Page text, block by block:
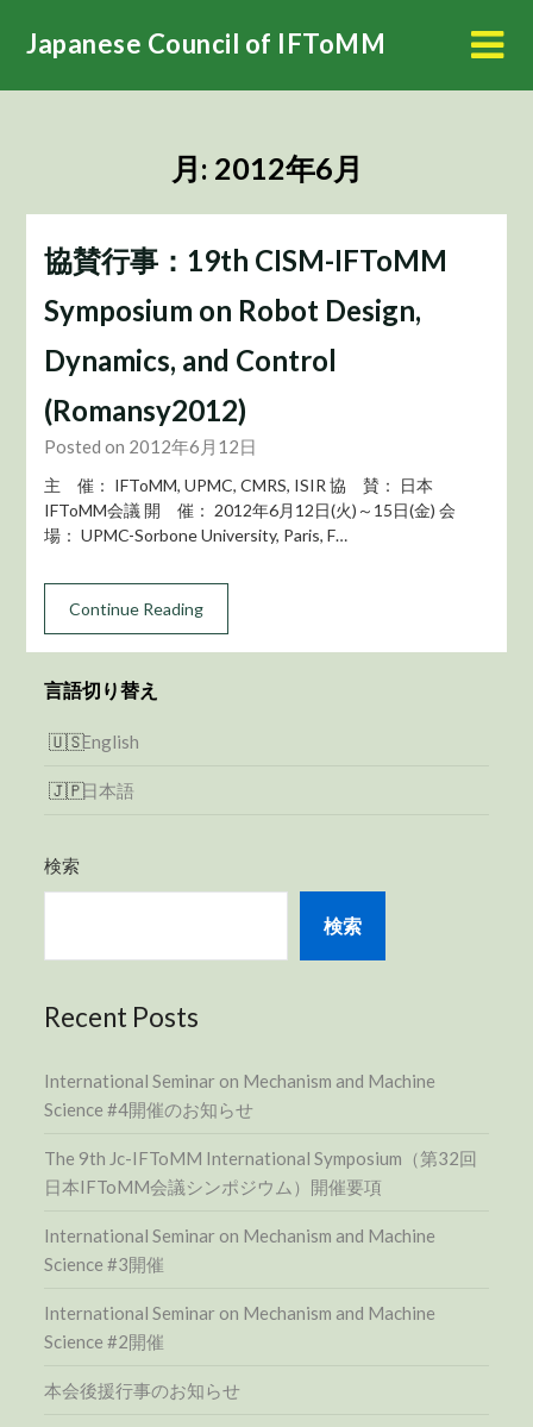
Japanese Council of IFToMM
月: 2012年6月
協賛行事：19th CISM-IFToMM
Symposium on Robot Design,
Dynamics, and Control
(Romansy2012)
Posted on 2012年6月12日
主 催： IFToMM, UPMC, CMRS, ISIR 協 賛： 日本
IFToMM会議 開 催： 2012年6月12日(火)～15日(金) 会
場： UPMC-Sorbone University, Paris, F…
Continue Reading
言語切り替え
English
日本語
検索
検索
Recent Posts
International Seminar on Mechanism and Machine
Science #4開催のお知らせ
The 9th Jc-IFToMM International Symposium（第32回
日本IFToMM会議シンポジウム）開催要項
International Seminar on Mechanism and Machine
Science #3開催
International Seminar on Mechanism and Machine
Science #2開催
本会後援行事のお知らせ